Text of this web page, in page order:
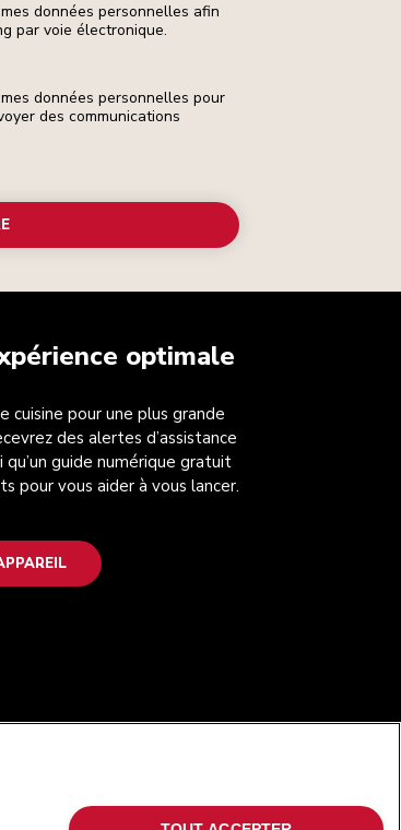
données personnelles afin
par voie électronique.
données personnelles pour
des communications
optimale
cuisine pour une plus grande
des alertes d’assistance
qu’un guide numérique gratuit
pour vous aider à vous lancer.